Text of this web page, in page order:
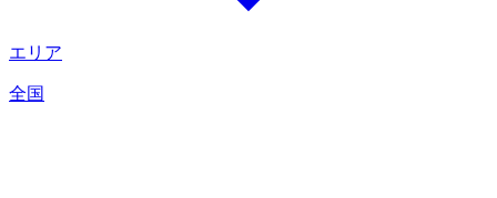
エリア
全国